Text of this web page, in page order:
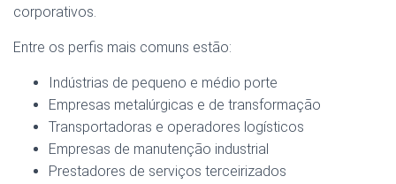
corporativos.
Entre os perfis mais comuns estão:
Indústrias de pequeno e médio porte
Empresas metalúrgicas e de transformação
Transportadoras e operadores logísticos
Empresas de manutenção industrial
Prestadores de serviços terceirizados